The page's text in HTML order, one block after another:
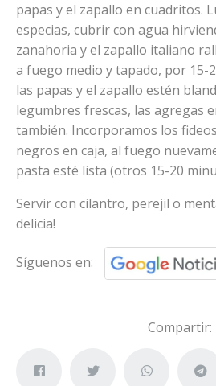
papas y el zapallo en cuadritos.
especias, cubrir con agua
zanahoria y el zapallo italiano
a fuego medio y tapado, por 15-
las papas y el zapallo estén
legumbres frescas, las agregas
también. Incorporamos los
negros en caja, al fuego
pasta esté lista (otros 15-20
Servir con cilantro, perejil o
delicia!
Síguenos en:
Compartir: